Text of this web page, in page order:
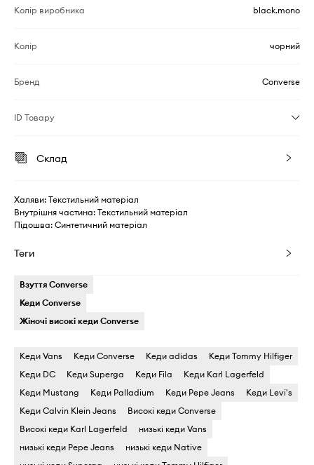
Колір виробника black.mono
Колір чорний
Бренд Converse
ID Товару
Склад
Халяви: Текстильний матеріал
Внутрішня частина: Текстильний матеріал
Підошва: Синтетичний матеріал
Теги
Взуття Converse
Кеди Converse
Жіночі високі кеди Converse
Кеди Vans Кеди Converse Кеди adidas
Кеди Tommy Hilfiger
Кеди DC
Кеди Superga Кеди Fila
Кеди Karl Lagerfeld
Кеди Mustang
Кеди Palladium Кеди Pepe Jeans
Кеди Levi's
Кеди Calvin Klein Jeans
Високі кеди Converse
Високі кеди Karl Lagerfeld
низькі кеди Vans
низькі кеди Pepe Jeans
низькі кеди Native